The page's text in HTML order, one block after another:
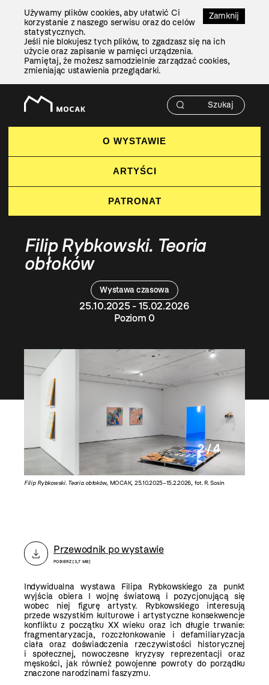
Zamknij
Używamy plików cookies, aby ułatwić Ci
korzystanie z naszego serwisu oraz do celów
statystycznych.
Jeśli nie blokujesz tych plików, to zgadzasz się na ich
użycie oraz zapisanie w pamięci urządzenia.
Pamiętaj, że możesz samodzielnie zarządzać cookies,
zmieniając ustawienia przeglądarki.
O WYSTAWIE
ARTYŚCI
PATRONAT
Wystawa czasowa
25.10.2025 - 15.02.2026
Poziom 0
Filip Rybkowski. Teoria
obłoków
Filip Rybkowski. Teoria obłoków, MOCAK, 25.10.2025–15.2.2026, fot. R. Sosin
2 / 4
Przewodnik po wystawie
POBIERZ [3,7 MB]
Indywidualna wystawa Filipa Rybkowskiego za punkt
wyjścia obiera I wojnę światową i pozycjonującą się
wobec niej figurę artysty. Rybkowskiego interesują
przede wszystkim kulturowe i artystyczne konsekwencje
konfliktu z początku XX wieku oraz ich długie trwanie:
fragmentaryzacja, rozczłonkowanie i defamiliaryzacja
ciała oraz doświadczenia rzeczywistości historycznej
i społecznej, nowoczesne kryzysy reprezentacji oraz
męskości, jak również powojenne powroty do porządku
znaczone narodzinami faszyzmu.